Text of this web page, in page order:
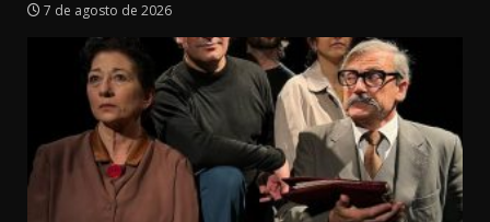
7 de agosto de 2026